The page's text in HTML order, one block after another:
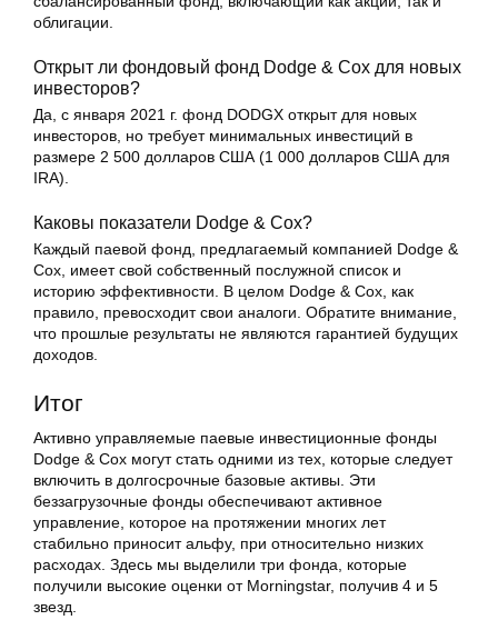
облигации.
Открыт ли фондовый фонд Dodge & Cox для новых
инвесторов?
Да, с января 2021 г. фонд DODGX открыт для новых
инвесторов, но требует минимальных инвестиций в
размере 2 500 долларов США (1 000 долларов США для
IRA).
Каковы показатели Dodge & Cox?
Каждый паевой фонд, предлагаемый компанией Dodge &
Cox, имеет свой собственный послужной список и
историю эффективности. В целом Dodge & Cox, как
правило, превосходит свои аналоги. Обратите внимание,
что прошлые результаты не являются гарантией будущих
доходов.
Итог
Активно управляемые паевые инвестиционные фонды
Dodge & Cox могут стать одними из тех, которые следует
включить в долгосрочные базовые активы. Эти
беззагрузочные фонды обеспечивают активное
управление, которое на протяжении многих лет
стабильно приносит альфу, при относительно низких
расходах. Здесь мы выделили три фонда, которые
получили высокие оценки от Morningstar, получив 4 и 5
звезд.